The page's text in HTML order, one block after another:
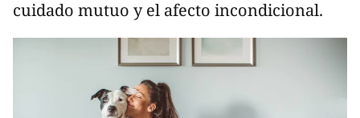
cuidado mutuo y el afecto incondicional.